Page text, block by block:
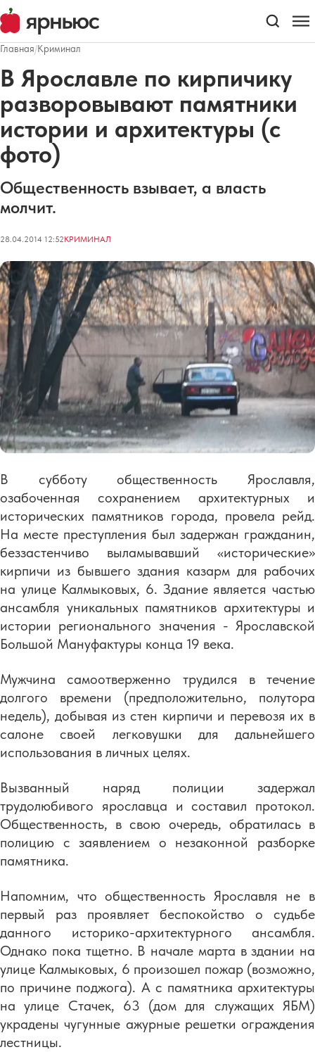
Главная/Криминал
В Ярославле по кирпичику
разворовывают памятники
истории и архитектуры (с
фото)
Общественность взывает, а власть
молчит.
28.04.2014 12:52КРИМИНАЛ
В субботу общественность Ярославля,
озабоченная сохранением архитектурных и
исторических памятников города, провела рейд.
На месте преступления был задержан гражданин,
беззастенчиво выламывавший «исторические»
кирпичи из бывшего здания казарм для рабочих
на улице Калмыковых, 6. Здание является частью
ансамбля уникальных памятников архитектуры и
истории регионального значения - Ярославской
Большой Мануфактуры конца 19 века.
Мужчина самоотверженно трудился в течение
долгого времени (предположительно, полутора
недель), добывая из стен кирпичи и перевозя их в
салоне своей легковушки для дальнейшего
использования в личных целях.
Вызванный наряд полиции задержал
трудолюбивого ярославца и составил протокол.
Общественность, в свою очередь, обратилась в
полицию с заявлением о незаконной разборке
памятника.
Напомним, что общественность Ярославля не в
первый раз проявляет беспокойство о судьбе
данного историко-архитектурного ансамбля.
Однако пока тщетно. В начале марта в здании на
улице Калмыковых, 6 произошел пожар (возможно,
по причине поджога). А с памятника архитектуры
на улице Стачек, 63 (дом для служащих ЯБМ)
украдены чугунные ажурные решетки ограждения
лестницы.